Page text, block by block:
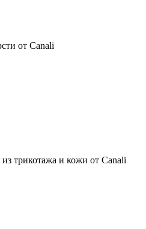
от Canali
трикотажа и кожи от Canali